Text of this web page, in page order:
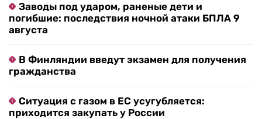
Заводы под ударом, раненые дети и
погибшие: последствия ночной атаки БПЛА 9
августа
В Финляндии введут экзамен для получения
гражданства
Ситуация с газом в ЕС усугубляется:
приходится закупать у России